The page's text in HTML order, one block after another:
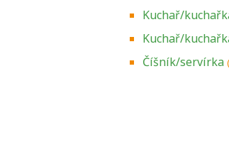
Kuchař/
Kuchař/
Číšník/servírka
Zjistěte, jak se
přihlásit ke